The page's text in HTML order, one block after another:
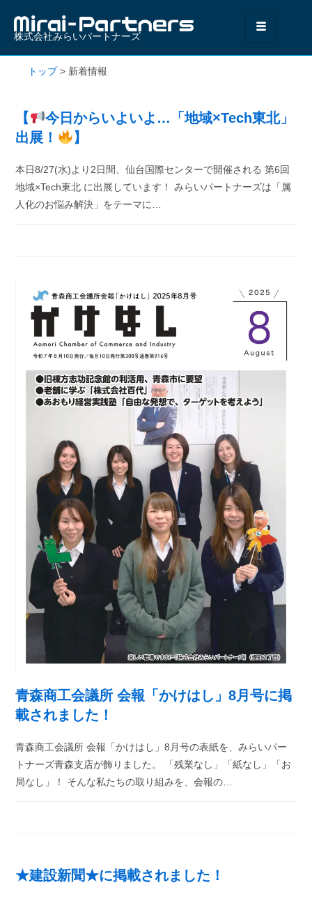
株式会社みらいパートナーズ
トップ> 新着情報
【
今日からいよいよ…「地域×Tech東北」
出展！
】
本日8/27(水)より2日間、仙台国際センターで開催される 第6回
地域×Tech東北 に出展しています！ みらいパートナーズは「属
人化のお悩み解決」をテーマに…
青森商工会議所 会報「かけはし」8月号に掲
載されました！
青森商工会議所 会報「かけはし」8月号の表紙を、みらいパー
トナーズ青森支店が飾りました。 「残業なし」「紙なし」「お
局なし」！ そんな私たちの取り組みを、会報の…
★建設新聞★に掲載されました！